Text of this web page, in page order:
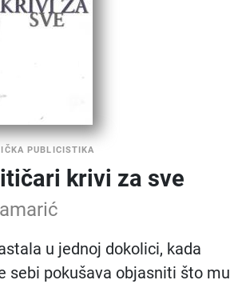
PUBLICISTIKA
krivi za sve
u jednoj dokolici, kada
sebi pokušava objasniti što mu